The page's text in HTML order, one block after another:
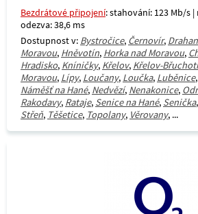
Bezdrátové připojení: stahování: 123 Mb/s
odezva: 38,6 ms
Dostupnost v: Bystročice, Černovír,
Moravou, Hněvotín, Horka nad Moravou,
Hradisko, Kníničky, Křelov, Křelov-
Moravou, Lípy, Loučany, Loučka, Luběnice,
Náměšť na Hané, Nedvězí, Nenakonice,
Rakodavy, Rataje, Senice na Hané, Senička,
Střeň, Těšetice, Topolany, Věrovany, ...